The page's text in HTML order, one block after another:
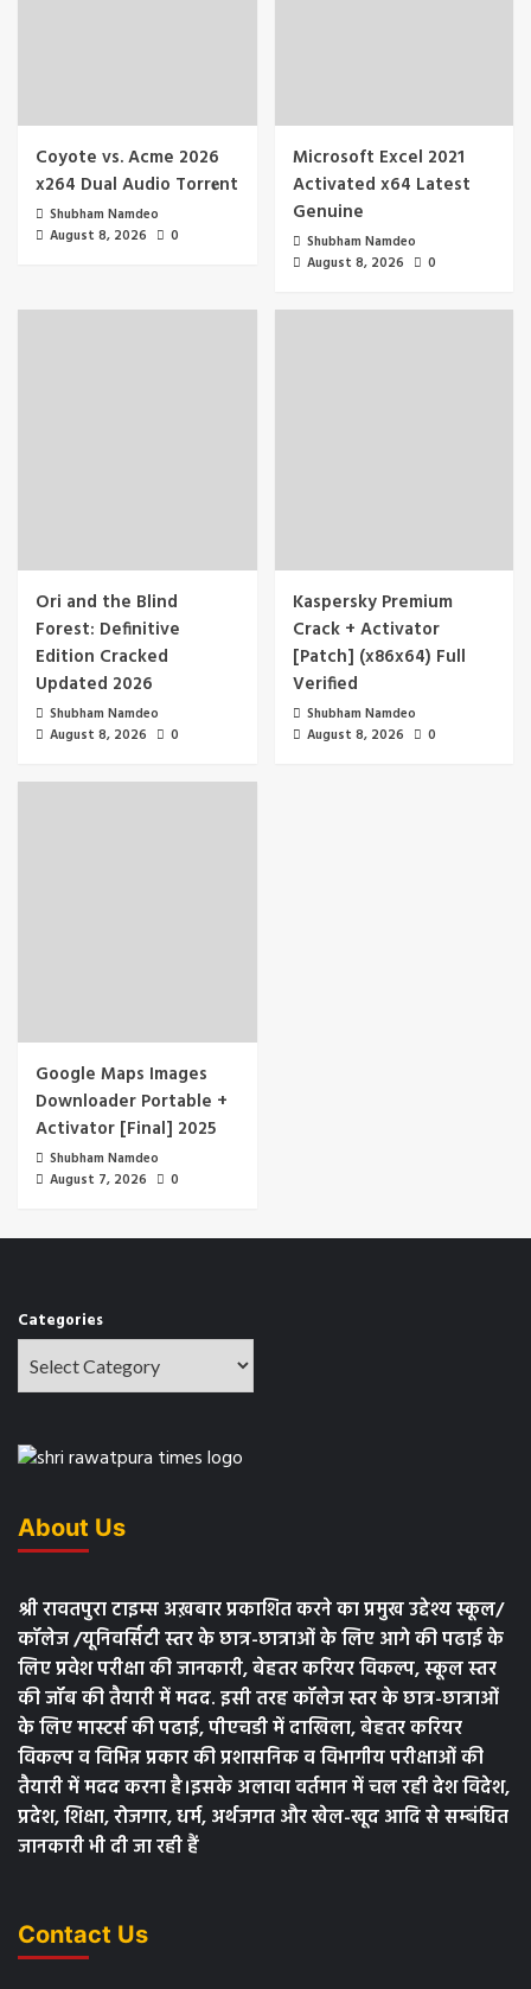
Coyote vs. Acme 2026
x264 Dual Audio Torr𝐞nt
Shubham Namdeo
August 8, 2026
0
Microsoft Excel 2021
Activated x64 Latest
Genuine
Shubham Namdeo
August 8, 2026
0
Ori and the Blind
Forest: Definitive
Edition Cracked
Updated 2026
Shubham Namdeo
August 8, 2026
0
Kaspersky Premium
Crack + Activator
[Patch] (x86x64) Full
Verified
Shubham Namdeo
August 8, 2026
0
Google Maps Images
Downloader Portable +
Activator [Final] 2025
Shubham Namdeo
August 7, 2026
0
Categories
About Us
श्री रावतपुरा टाइम्स अख़बार प्रकाशित करने का प्रमुख उद्देश्य स्कूल/
कॉलेज /यूनिवर्सिटी स्तर के छात्र-छात्राओं के लिए आगे की पढाई के
लिए प्रवेश परीक्षा की जानकारी, बेहतर करियर विकल्प, स्कूल स्तर
की जॉब की तैयारी में मदद. इसी तरह कॉलेज स्तर के छात्र-छात्राओं
के लिए मास्टर्स की पढाई, पीएचडी में दाखिला, बेहतर करियर
विकल्प व विभिन्न प्रकार की प्रशासनिक व विभागीय परीक्षाओं की
तैयारी में मदद करना है।इसके अलावा वर्तमान में चल रही देश विदेश,
प्रदेश, शिक्षा, रोजगार, धर्म, अर्थजगत और खेल-खूद आदि से सम्बंधित
जानकारी भी दी जा रही हैं
Contact Us